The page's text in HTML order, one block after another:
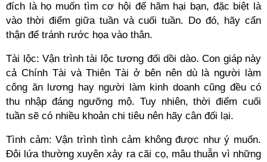
đích là họ muốn tìm cơ hội để hãm hại bạn, đặc biệt là
vào thời điểm giữa tuần và cuối tuần. Do đó, hãy cẩn
thận để tránh rước họa vào thân.
Tài lộc: Vận trình tài lộc tương đối dồi dào. Con giáp này
cả Chính Tài và Thiên Tài ở bên nên dù là người làm
công ăn lương hay người làm kinh doanh cũng đều có
thu nhập đáng ngưỡng mộ. Tuy nhiên, thời điểm cuối
tuần sẽ có nhiều khoản chi tiêu nên hãy cân đối lại.
Tình cảm: Vận trình tình cảm không được như ý muốn.
Đôi lứa thường xuyên xảy ra cãi cọ, mâu thuẫn vì những